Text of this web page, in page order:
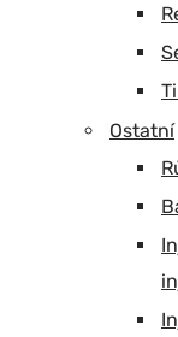
Ostatní